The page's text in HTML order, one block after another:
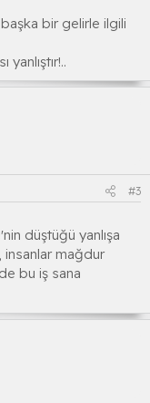
bir gelirle ilgili
#3
düştüğü yanlışa
insanlar mağdur
bu iş sana